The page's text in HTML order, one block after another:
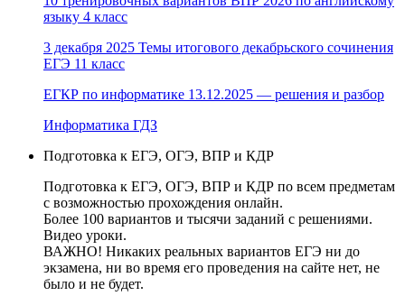
языку 4 класс
3 декабря 2025 Темы итогового декабрьского сочинения
ЕГЭ 11 класс
ЕГКР по информатике 13.12.2025 — решения и разбор
Информатика ГДЗ
Подготовка к ЕГЭ, ОГЭ, ВПР и КДР
Подготовка к ЕГЭ, ОГЭ, ВПР и КДР по всем предметам
с возможностью прохождения онлайн.
Более 100 вариантов и тысячи заданий с решениями.
Видео уроки.
ВАЖНО! Никаких реальных вариантов ЕГЭ ни до
экзамена, ни во время его проведения на сайте нет, не
было и не будет.